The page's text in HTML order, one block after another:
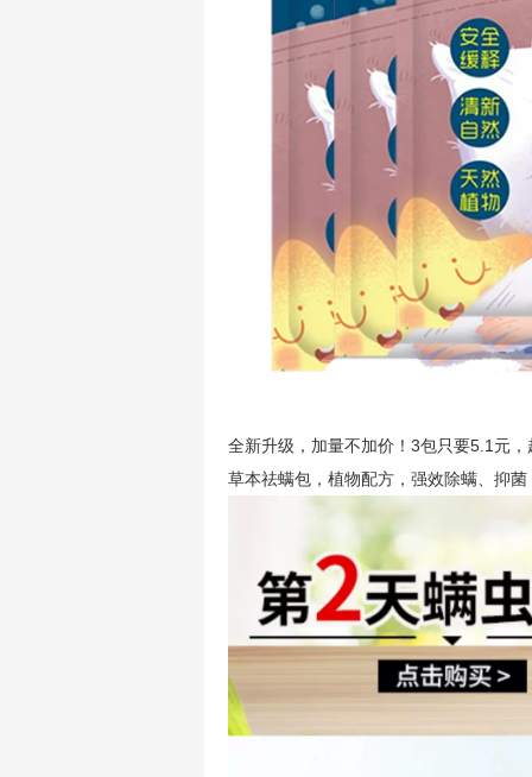
全新升级，加量不加价！3包只要5.1元
草本祛螨包，植物配方，强效除螨、抑